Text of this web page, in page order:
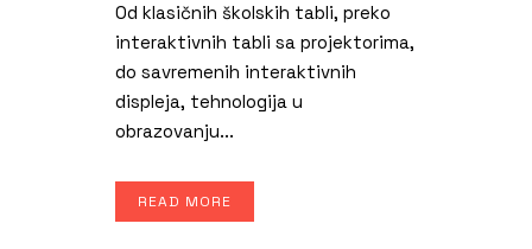
Od klasičnih školskih tabli, preko
interaktivnih tabli sa projektorima,
do savremenih interaktivnih
displeja, tehnologija u
obrazovanju...
READ MORE